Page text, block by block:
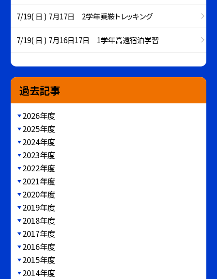
7/19( 日 ) 7月17日 2学年乗鞍トレッキング
7/19( 日 ) 7月16日17日 1学年高遠宿泊学習
過去記事
2026年度
2025年度
2024年度
2023年度
2022年度
2021年度
2020年度
2019年度
2018年度
2017年度
2016年度
2015年度
2014年度